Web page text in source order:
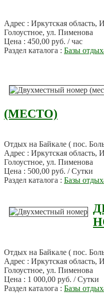
Адрес : Иркутская область,
Голоустное, ул. Пименова
Цена : 450,00 руб. / час
Раздел каталога : Базы
(МЕСТО)
Отдых на Байкале ( пос.
Адрес : Иркутская область,
Голоустное, ул. Пименова
Цена : 500,00 руб. / Сутки
Раздел каталога : Базы
Отдых на Байкале ( пос.
Адрес : Иркутская область,
Голоустное, ул. Пименова
Цена : 1 000,00 руб. / Сутки
Раздел каталога : Базы